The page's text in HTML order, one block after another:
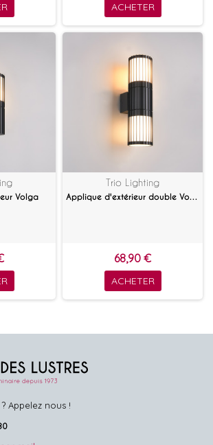
ACHETER
Volga
Trio Lighting
Applique d'extérieur double Volga
68,90 €
ACHETER
Appelez nous !